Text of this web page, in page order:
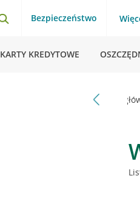
Bezpieczeństwo
KARTY KREDYTOWE
Strona